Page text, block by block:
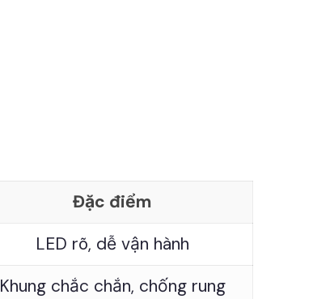
Đặc điểm
LED rõ, dễ vận hành
Khung chắc chắn, chống rung